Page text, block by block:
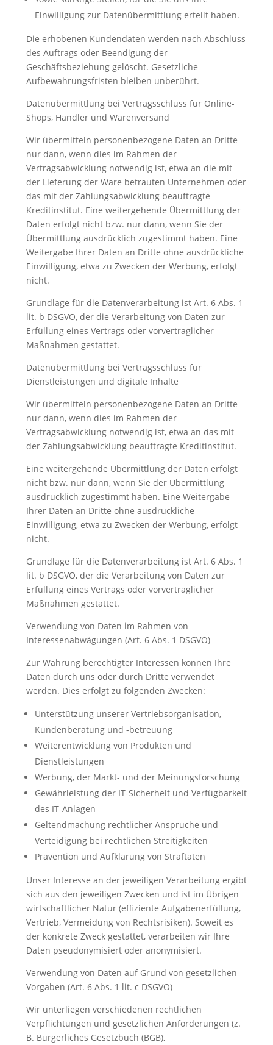
Einwilligung zur Datenübermittlung erteilt haben.
Die erhobenen Kundendaten werden nach Abschluss
des Auftrags oder Beendigung der
Geschäftsbeziehung gelöscht. Gesetzliche
Aufbewahrungsfristen bleiben unberührt.
Datenübermittlung bei Vertragsschluss für Online-
Shops, Händler und Warenversand
Wir übermitteln personenbezogene Daten an Dritte
nur dann, wenn dies im Rahmen der
Vertragsabwicklung notwendig ist, etwa an die mit
der Lieferung der Ware betrauten Unternehmen oder
das mit der Zahlungsabwicklung beauftragte
Kreditinstitut. Eine weitergehende Übermittlung der
Daten erfolgt nicht bzw. nur dann, wenn Sie der
Übermittlung ausdrücklich zugestimmt haben. Eine
Weitergabe Ihrer Daten an Dritte ohne ausdrückliche
Einwilligung, etwa zu Zwecken der Werbung, erfolgt
nicht.
Grundlage für die Datenverarbeitung ist Art. 6 Abs. 1
lit. b DSGVO, der die Verarbeitung von Daten zur
Erfüllung eines Vertrags oder vorvertraglicher
Maßnahmen gestattet.
Datenübermittlung bei Vertragsschluss für
Dienstleistungen und digitale Inhalte
Wir übermitteln personenbezogene Daten an Dritte
nur dann, wenn dies im Rahmen der
Vertragsabwicklung notwendig ist, etwa an das mit
der Zahlungsabwicklung beauftragte Kreditinstitut.
Eine weitergehende Übermittlung der Daten erfolgt
nicht bzw. nur dann, wenn Sie der Übermittlung
ausdrücklich zugestimmt haben. Eine Weitergabe
Ihrer Daten an Dritte ohne ausdrückliche
Einwilligung, etwa zu Zwecken der Werbung, erfolgt
nicht.
Grundlage für die Datenverarbeitung ist Art. 6 Abs. 1
lit. b DSGVO, der die Verarbeitung von Daten zur
Erfüllung eines Vertrags oder vorvertraglicher
Maßnahmen gestattet.
Verwendung von Daten im Rahmen von
Interessenabwägungen (Art. 6 Abs. 1 DSGVO)
Zur Wahrung berechtigter Interessen können Ihre
Daten durch uns oder durch Dritte verwendet
werden. Dies erfolgt zu folgenden Zwecken:
Unterstützung unserer Vertriebsorganisation,
Kundenberatung und -betreuung
Weiterentwicklung von Produkten und
Dienstleistungen
Werbung, der Markt- und der Meinungsforschung
Gewährleistung der IT-Sicherheit und Verfügbarkeit
des IT-Anlagen
Geltendmachung rechtlicher Ansprüche und
Verteidigung bei rechtlichen Streitigkeiten
Prävention und Aufklärung von Straftaten
Unser Interesse an der jeweiligen Verarbeitung ergibt
sich aus den jeweiligen Zwecken und ist im Übrigen
wirtschaftlicher Natur (effiziente Aufgabenerfüllung,
Vertrieb, Vermeidung von Rechtsrisiken). Soweit es
der konkrete Zweck gestattet, verarbeiten wir Ihre
Daten pseudonymisiert oder anonymisiert.
Verwendung von Daten auf Grund von gesetzlichen
Vorgaben (Art. 6 Abs. 1 lit. c DSGVO)
Wir unterliegen verschiedenen rechtlichen
Verpflichtungen und gesetzlichen Anforderungen (z.
B. Bürgerliches Gesetzbuch (BGB),